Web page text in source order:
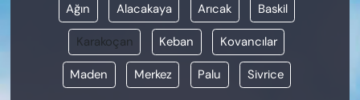
Ağın Alacakaya Arıcak Baskil
Karakoçan Keban Kovancılar
Maden Merkez Palu Sivrice
SİYASET
VAN VE DİYARBAKIR HABERLERİ